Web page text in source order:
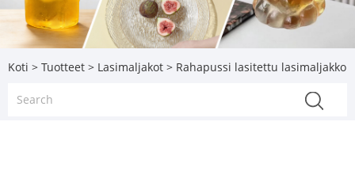
Koti > Tuotteet > Lasimaljakot > Rahapussi lasitettu lasimaljakko